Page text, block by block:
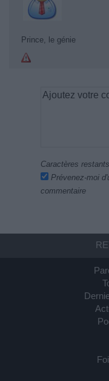
Prince, le génie
Caractères
Prévenez-moi
commentaire